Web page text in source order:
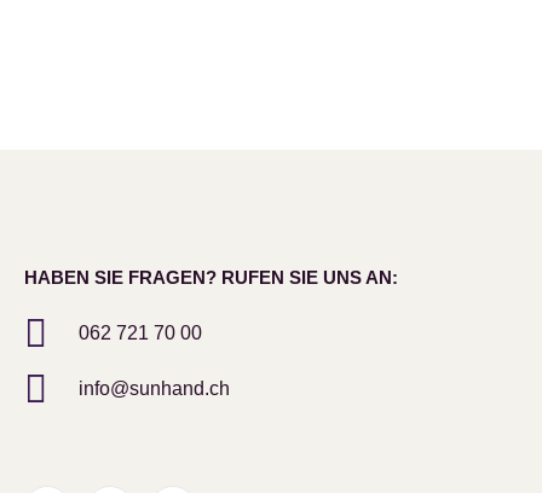
HABEN SIE FRAGEN? RUFEN SIE UNS AN:
062 721 70 00
info@sunhand.ch